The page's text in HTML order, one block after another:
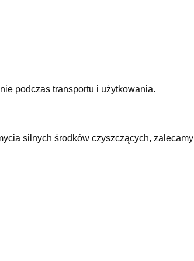
podczas transportu i użytkowania.
silnych środków czyszczących, zalecamy